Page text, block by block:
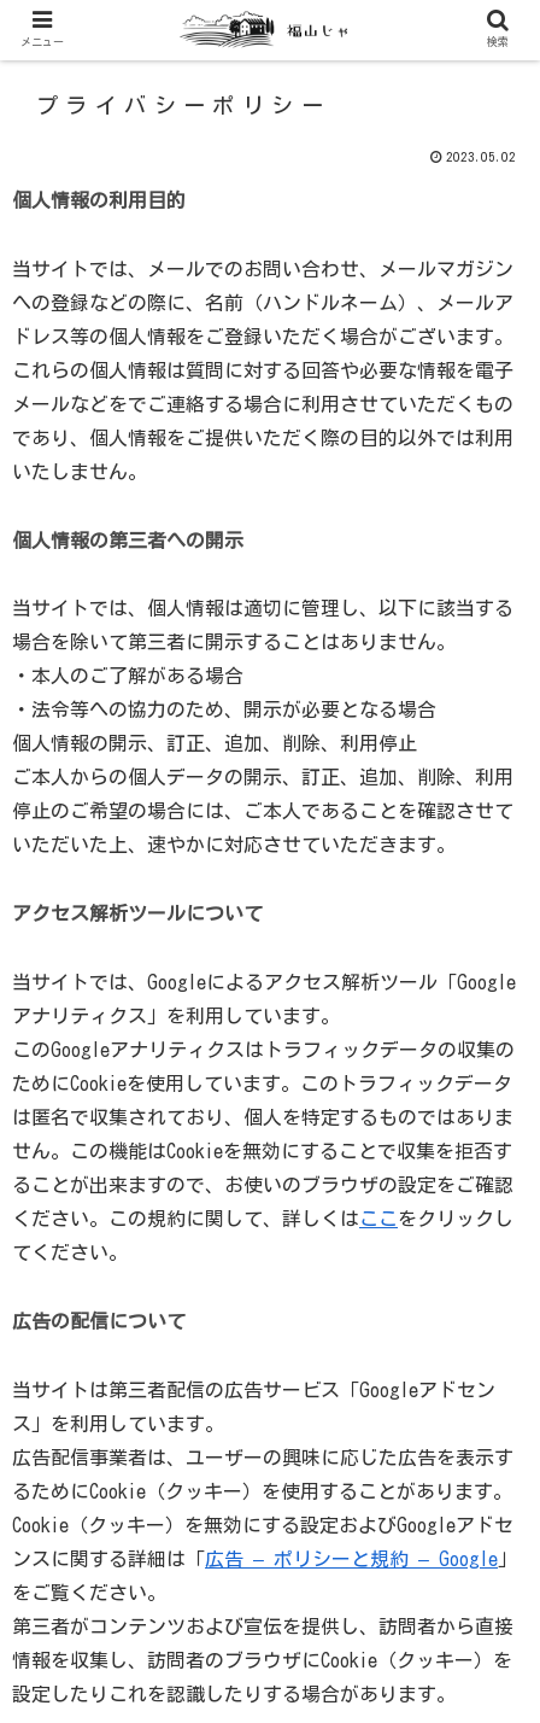
プライバシーポリシー
2023.05.02
個人情報の利用目的
当サイトでは、メールでのお問い合わせ、メールマガジン
への登録などの際に、名前（ハンドルネーム）、メールア
ドレス等の個人情報をご登録いただく場合がございます。
これらの個人情報は質問に対する回答や必要な情報を電子
メールなどをでご連絡する場合に利用させていただくもの
であり、個人情報をご提供いただく際の目的以外では利用
いたしません。
個人情報の第三者への開示
当サイトでは、個人情報は適切に管理し、以下に該当する
場合を除いて第三者に開示することはありません。
・本人のご了解がある場合
・法令等への協力のため、開示が必要となる場合
個人情報の開示、訂正、追加、削除、利用停止
ご本人からの個人データの開示、訂正、追加、削除、利用
停止のご希望の場合には、ご本人であることを確認させて
いただいた上、速やかに対応させていただきます。
アクセス解析ツールについて
当サイトでは、Googleによるアクセス解析ツール「Google
アナリティクス」を利用しています。
このGoogleアナリティクスはトラフィックデータの収集の
ためにCookieを使用しています。このトラフィックデータ
は匿名で収集されており、個人を特定するものではありま
せん。この機能はCookieを無効にすることで収集を拒否す
ることが出来ますので、お使いのブラウザの設定をご確認
ください。この規約に関して、詳しくはここ をクリックし
てください。
広告の配信について
当サイトは第三者配信の広告サービス「Googleアドセン
ス」を利用しています。
広告配信事業者は、ユーザーの興味に応じた広告を表示す
るためにCookie（クッキー）を使用することがあります。
Cookie（クッキー）を無効にする設定およびGoogleアドセ
ンスに関する詳細は「広告 – ポリシーと規約 – Google 」
をご覧ください。
第三者がコンテンツおよび宣伝を提供し、訪問者から直接
情報を収集し、訪問者のブラウザにCookie（クッキー）を
設定したりこれを認識したりする場合があります。
メニュー 検索